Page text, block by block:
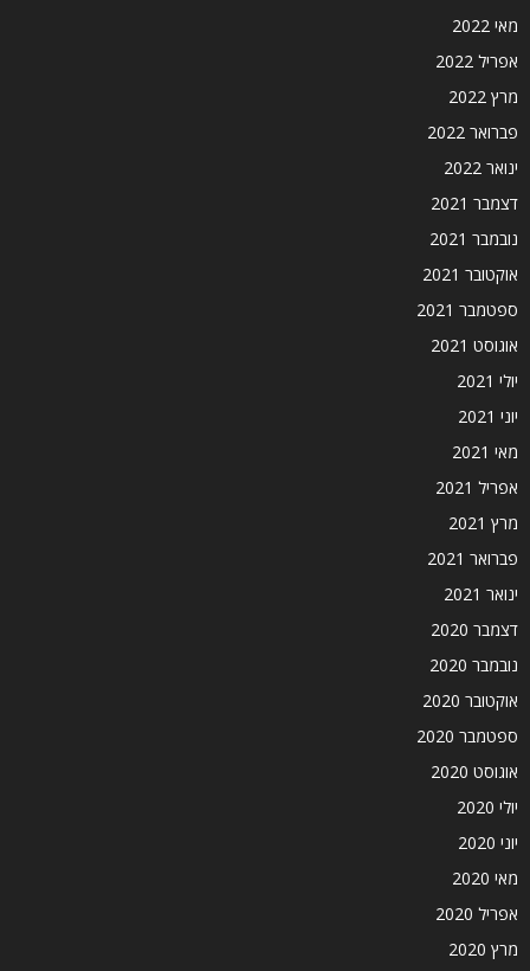
מאי 2022
אפריל 2022
מרץ 2022
פברואר 2022
ינואר 2022
דצמבר 2021
נובמבר 2021
אוקטובר 2021
ספטמבר 2021
אוגוסט 2021
יולי 2021
יוני 2021
מאי 2021
אפריל 2021
מרץ 2021
פברואר 2021
ינואר 2021
דצמבר 2020
נובמבר 2020
אוקטובר 2020
ספטמבר 2020
אוגוסט 2020
יולי 2020
יוני 2020
מאי 2020
אפריל 2020
מרץ 2020